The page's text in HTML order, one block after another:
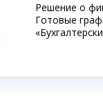
Решение о
Готовые